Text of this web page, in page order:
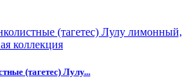
(тагетес) Лулу...